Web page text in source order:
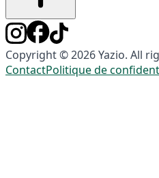
Copyright © 2026 Yazio. All
ContactPolitique de